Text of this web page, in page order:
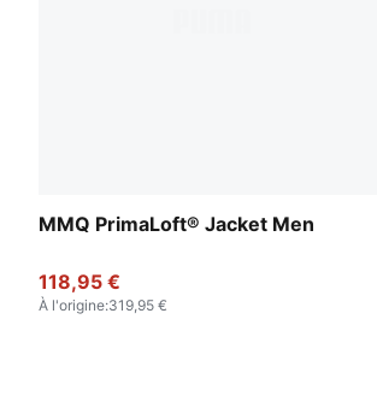
MMQ PrimaLoft® Jacket Men
118,95 €
À l'origine:319,95 €